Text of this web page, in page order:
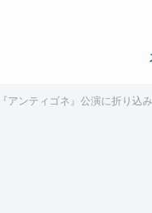
アンティゴネ』公演に折り込